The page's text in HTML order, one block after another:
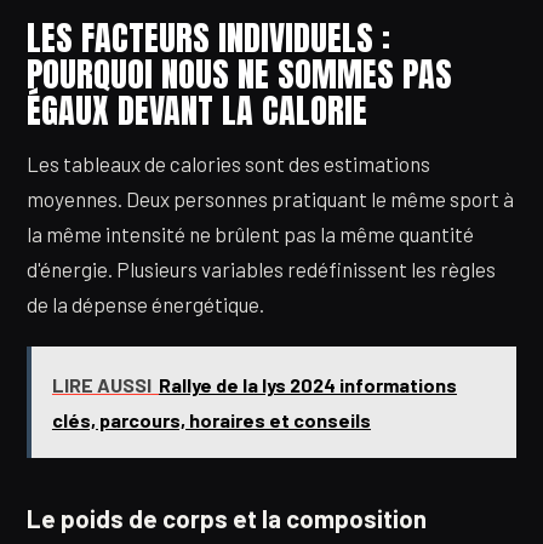
LES FACTEURS INDIVIDUELS :
POURQUOI NOUS NE SOMMES PAS
ÉGAUX DEVANT LA CALORIE
Les tableaux de calories sont des estimations
moyennes. Deux personnes pratiquant le même sport à
la même intensité ne brûlent pas la même quantité
d'énergie. Plusieurs variables redéfinissent les règles
de la dépense énergétique.
LIRE AUSSI Rallye de la lys 2024 informations
clés, parcours, horaires et conseils
Le poids de corps et la composition